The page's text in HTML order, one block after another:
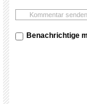
Benachrichtige